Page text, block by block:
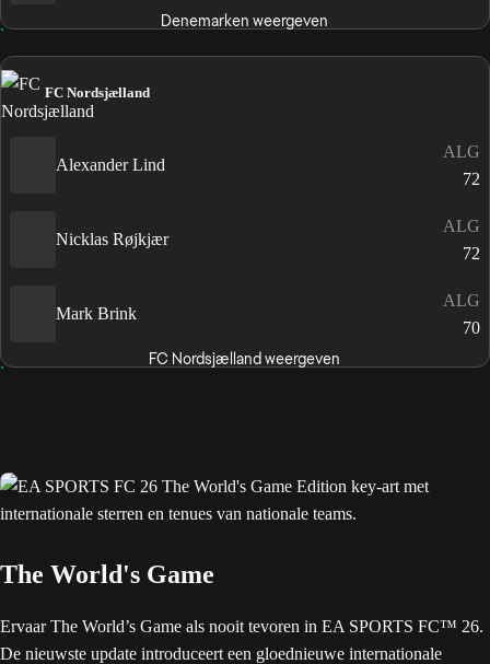
Denemarken weergeven
FC Nordsjælland
Alexander Lind
ALG
72
Nicklas Røjkjær
ALG
72
Mark Brink
ALG
70
FC Nordsjælland weergeven
The World's Game
Ervaar The World’s Game als nooit tevoren in EA SPORTS FC™ 26.
De nieuwste update introduceert een gloednieuwe internationale